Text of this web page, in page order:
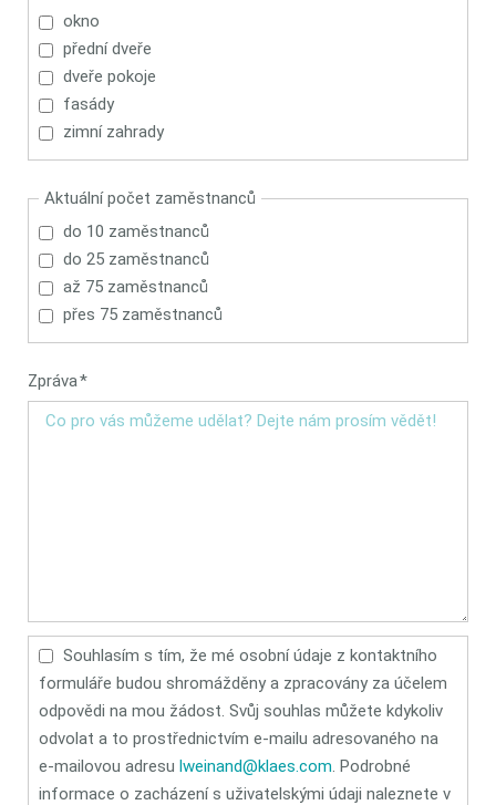
okno
přední dveře
dveře pokoje
fasády
zimní zahrady
Aktuální počet zaměstnanců
do 10 zaměstnanců
do 25 zaměstnanců
až 75 zaměstnanců
přes 75 zaměstnanců
Povinný
údaj
Zpráva*
Souhlasím s tím, že mé osobní údaje z kontaktního
formuláře budou shromážděny a zpracovány za účelem
odpovědi na mou žádost. Svůj souhlas můžete kdykoliv
odvolat a to prostřednictvím e-mailu adresovaného na
e-mailovou adresulweinand@klaes.com. Podrobné
informace o zacházení s uživatelskými údaji naleznete v